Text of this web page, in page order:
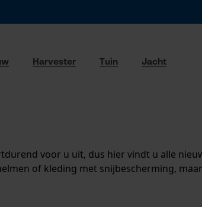
Harvester Tuin Jacht
voor u uit, dus hier vindt u alle
of kleding met snijbescherming,